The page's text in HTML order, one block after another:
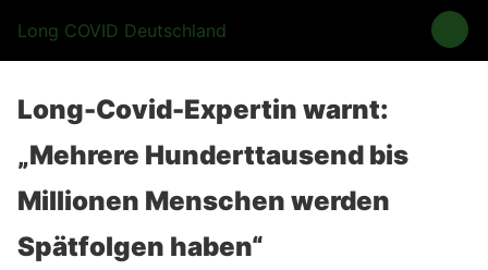
Long COVID Deutschland
Long-Covid-Expertin warnt:
„Mehrere Hunderttausend bis
Millionen Menschen werden
Spätfolgen haben“